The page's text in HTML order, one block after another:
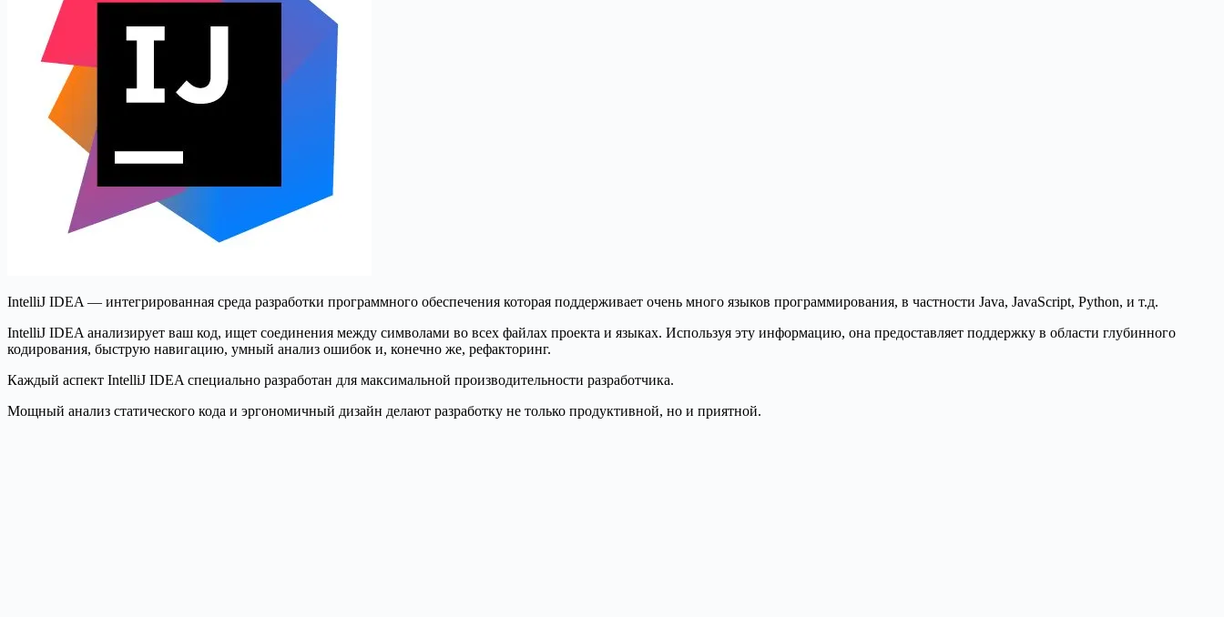
IntelliJ IDEA — интегрированная среда разработки программного обеспечения которая поддерживает очень много языков программирования, в частности Java, JavaScript, Python, и т.д.
IntelliJ IDEA анализирует ваш код, ищет соединения между символами во всех файлах проекта и языках. Используя эту информацию, она предоставляет поддержку в области глубинного
кодирования, быструю навигацию, умный анализ ошибок и, конечно же, рефакторинг.
Каждый аспект IntelliJ IDEA специально разработан для максимальной производительности разработчика.
Мощный анализ статического кода и эргономичный дизайн делают разработку не только продуктивной, но и приятной.